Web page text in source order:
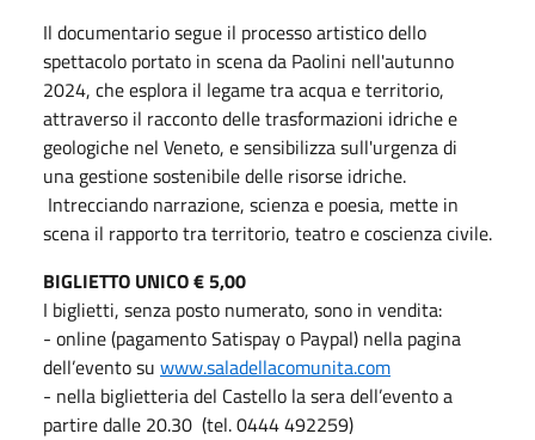
Il documentario segue il processo artistico dello
spettacolo portato in scena da Paolini nell'autunno
2024, che esplora il legame tra acqua e territorio,
attraverso il racconto delle trasformazioni idriche e
geologiche nel Veneto, e sensibilizza sull'urgenza di
una gestione sostenibile delle risorse idriche.
Intrecciando narrazione, scienza e poesia, mette in
scena il rapporto tra territorio, teatro e coscienza civile.
BIGLIETTO UNICO € 5,00
I biglietti, senza posto numerato, sono in vendita:
- online (pagamento Satispay o Paypal) nella pagina
dell’evento su www.saladellacomunita.com
- nella biglietteria del Castello la sera dell’evento a
partire dalle 20.30 (tel. 0444 492259)